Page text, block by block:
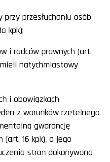
przy przesłuchaniu osób
kpk);
i radców prawnych (art.
natychmiastowy
i obowiązkach
z warunków rzetelnego
gwarancję
(art. 16 kpk), a jego
stron dokonywana